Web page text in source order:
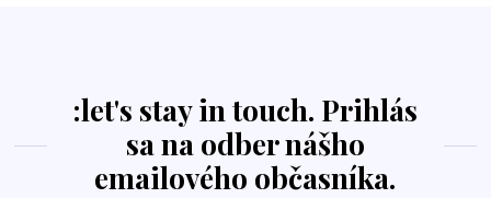
:let's stay in touch. Prihlás
sa na odber nášho
emailového občasníka.